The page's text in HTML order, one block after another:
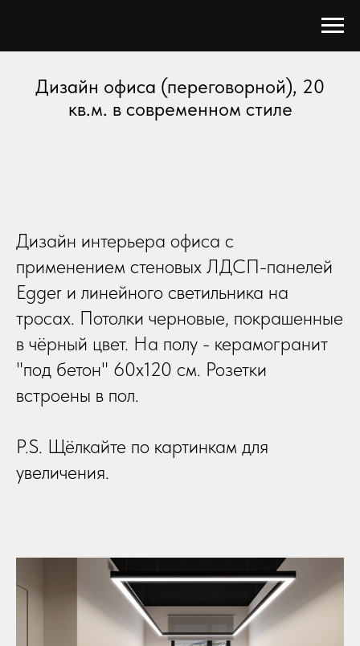
Дизайн офиса (переговорной), 20
кв.м. в современном стиле
Дизайн интерьера офиса с
применением стеновых ЛДСП-панелей
Egger и линейного светильника на
тросах. Потолки черновые, покрашенные
в чёрный цвет. На полу - керамогранит
"под бетон" 60х120 см. Розетки
встроены в пол.
P.S. Щёлкайте по картинкам для
увеличения.